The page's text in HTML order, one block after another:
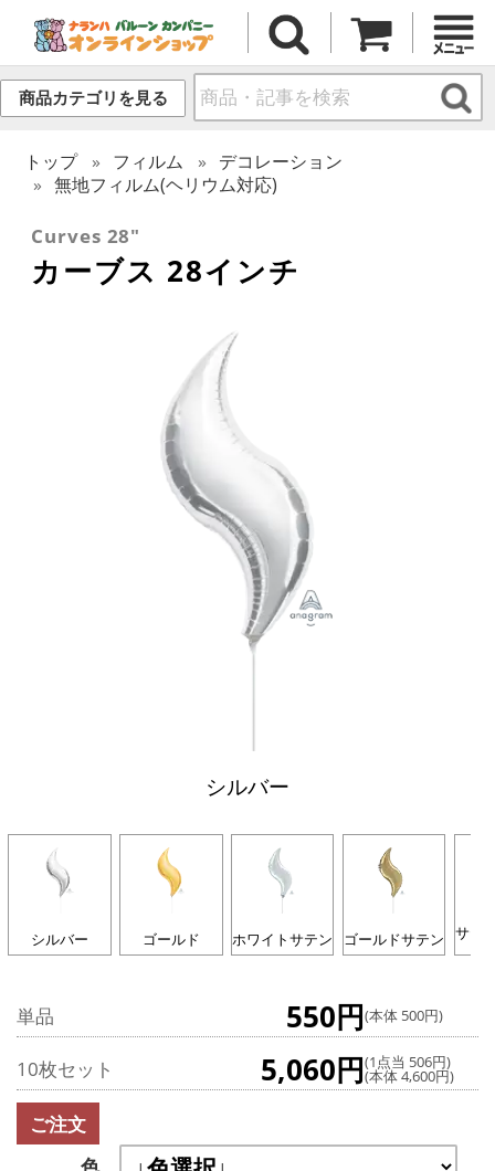
商品カテゴリを見る
トップ フィルム
デコレーション
無地フィルム(ヘリウム対応)
Curves 28"
カーブス 28インチ
シルバー
シルバー ゴールド ホワイトサテン ゴールドサテン サテ
単品 550円(本体 500円)
10枚セット 5,060円(1点当 506円)
(本体 4,600円)
ご注文
色